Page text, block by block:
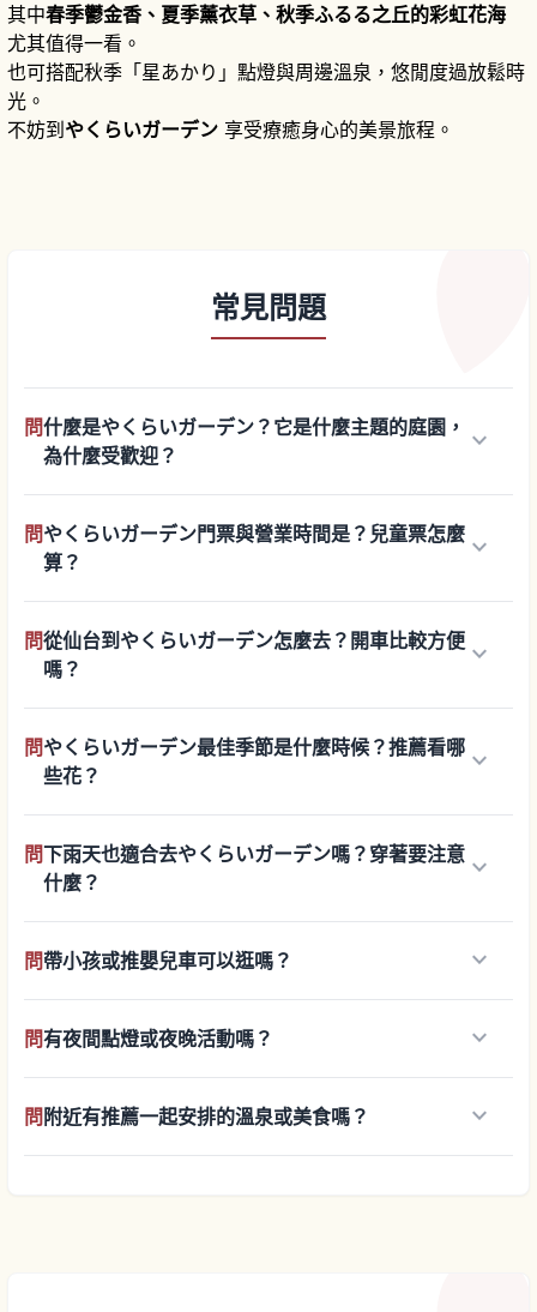
其中春季鬱金香、夏季薰衣草、秋季ふるる之丘的彩虹花海
尤其值得一看。
也可搭配秋季「星あかり」點燈與周邊溫泉，悠閒度過放鬆時
光。
不妨到 やくらいガーデン 享受療癒身心的美景旅程。
常見問題
問什麼是やくらいガーデン？它是什麼主題的庭園，
為什麼受歡迎？
keyboard_arrow_down
問やくらいガーデン門票與營業時間是？兒童票怎麼
算？
keyboard_arrow_down
問從仙台到やくらいガーデン怎麼去？開車比較方便
嗎？
keyboard_arrow_down
問やくらいガーデン最佳季節是什麼時候？推薦看哪
些花？
keyboard_arrow_down
問下雨天也適合去やくらいガーデン嗎？穿著要注意
什麼？
keyboard_arrow_down
問帶小孩或推嬰兒車可以逛嗎？ keyboard_arrow_down
問有夜間點燈或夜晚活動嗎？ keyboard_arrow_down
問 附近有推薦一起安排的溫泉或美食嗎？ keyboard_arrow_down